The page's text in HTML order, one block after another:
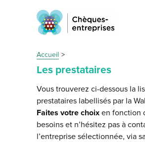
Accueil
Les prestataires
Vous trouverez ci-dessous la
prestataires labellisés par la
Faites votre choix en fonction
besoins et n’hésitez pas à
l’entreprise sélectionnée, via